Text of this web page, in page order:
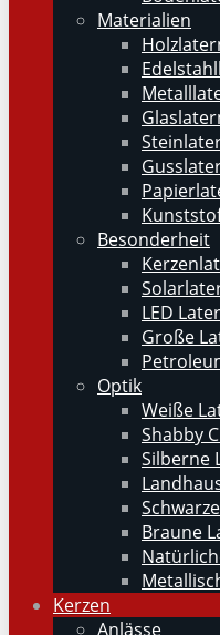
Materialien
Besonderheit
LED
Große
Optik
Weiße
Shabby
Silberne
Braune
Kerzen
Anlässe